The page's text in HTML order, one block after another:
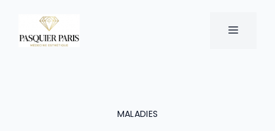
contenu
MENU
MALADIES